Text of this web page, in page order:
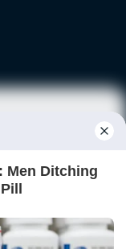
Daftar